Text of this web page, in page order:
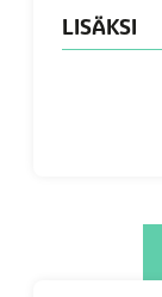
LISÄKSI